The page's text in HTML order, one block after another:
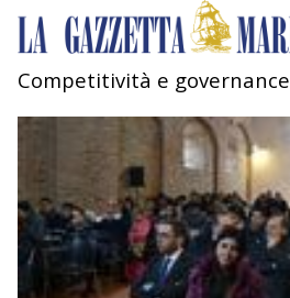
AMBIENTE
MOBILITÀ
INDUSTRIA
RICERCA
Competitività e governance